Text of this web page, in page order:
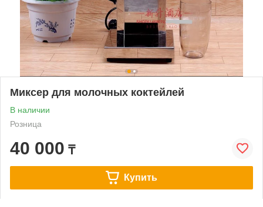
Миксер для молочных коктейлей
В наличии
Розница
40 000 ₸
Купить